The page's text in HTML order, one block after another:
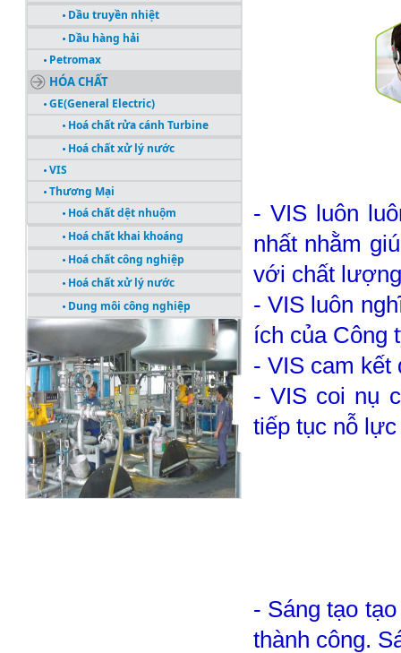
Dầu truyền nhiệt
Dầu hàng hải
Petromax
HÓA CHẤT
GE(General Electric)
Hoá chất rửa cánh Turbine
Hoá chất xử lý nước
VIS
Thương Mại
Hoá chất dệt nhuộm
Hoá chất khai khoáng
Hoá chất công nghiệp
Hoá chất xử lý nước
Dung môi công nghiệp
CÔNG TRÌNH TIÊU BIỂU
- VIS luôn
nhất nhằm
với chất
- VIS luôn
ích của Công
- VIS cam kết
- VIS coi nụ
tiếp tục nỗ
- Sáng tạo
thành công.